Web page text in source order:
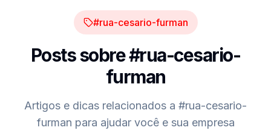
#rua-cesario-furman
Posts sobre#rua-cesario-
furman
Artigos e dicas relacionados a #rua-cesario-
furman para ajudar você e sua empresa